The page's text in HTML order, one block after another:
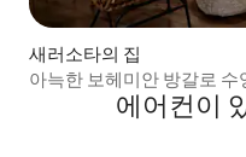
새러소타의 집
아늑한 보헤미안 방갈로
에어컨이